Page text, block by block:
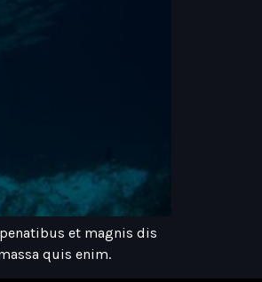
et magnis dis
quis enim.